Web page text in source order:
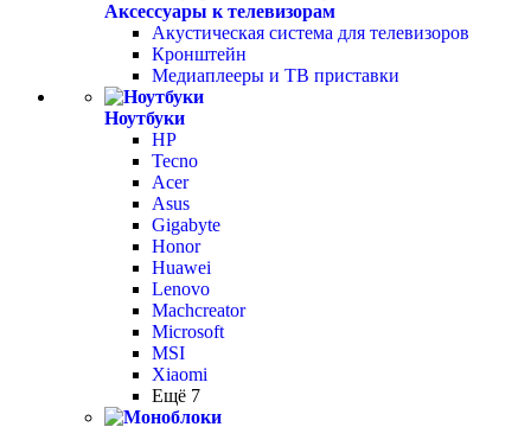
Аксессуары к телевизорам
Акустическая система для телевизоров
Кронштейн
Медиаплееры и ТВ приставки
Ноутбуки
HP
Tecno
Acer
Asus
Gigabyte
Honor
Huawei
Lenovo
Machcreator
Microsoft
MSI
Xiaomi
Ещё 7